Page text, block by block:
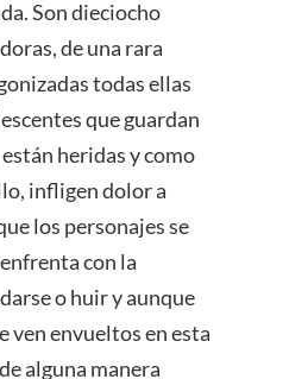
Son dieciocho
de una rara
todas ellas
que guardan
heridas y como
infligen dolor a
los personajes se
con la
o huir y aunque
ven envueltos en esta
alguna manera